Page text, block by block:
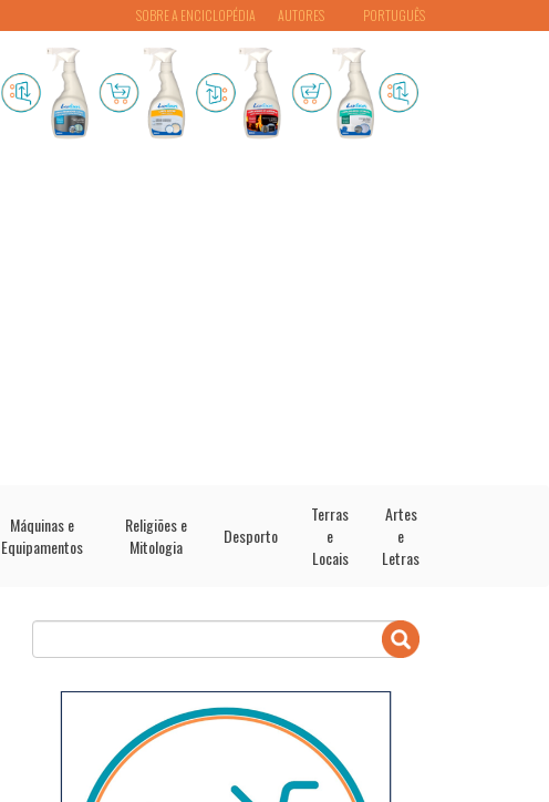
PORTUGUÊS
SOBRE A ENCICLOPÉDIA AUTORES
Máquinas e
Equipamentos
Religiões e
Mitologia
Desporto
Terras
e
Locais
Artes
e
Letras